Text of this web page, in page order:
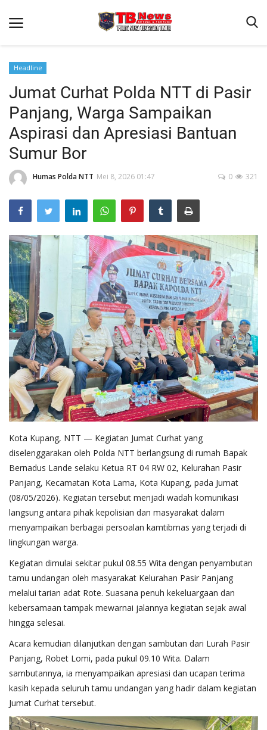
Beranda
Binkam
Terms & Conditions
Reskrim
Lantas
Polisi Kita
Mitra Polisi
Giat Ops
Link Polda NTT
Headline
Jumat Curhat Polda NTT di Pasir
Panjang, Warga Sampaikan
Aspirasi dan Apresiasi Bantuan
Sumur Bor
Humas Polda NTT Mei 8, 2026 01:47 321
0
Kota Kupang, NTT — Kegiatan Jumat Curhat yang
diselenggarakan oleh Polda NTT berlangsung di rumah Bapak
Bernadus Lande selaku Ketua RT 04 RW 02, Kelurahan Pasir
Panjang, Kecamatan Kota Lama, Kota Kupang, pada Jumat
(08/05/2026). Kegiatan tersebut menjadi wadah komunikasi
langsung antara pihak kepolisian dan masyarakat dalam
menyampaikan berbagai persoalan kamtibmas yang terjadi di
lingkungan warga.
Kegiatan dimulai sekitar pukul 08.55 Wita dengan penyambutan
tamu undangan oleh masyarakat Kelurahan Pasir Panjang
melalui tarian adat Rote. Suasana penuh kekeluargaan dan
kebersamaan tampak mewarnai jalannya kegiatan sejak awal
hingga selesai.
Acara kemudian dilanjutkan dengan sambutan dari Lurah Pasir
Panjang, Robet Lomi, pada pukul 09.10 Wita. Dalam
sambutannya, ia menyampaikan apresiasi dan ucapan terima
kasih kepada seluruh tamu undangan yang hadir dalam kegiatan
Jumat Curhat tersebut.